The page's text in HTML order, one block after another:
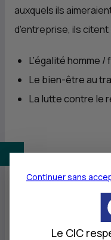
auxquels ils
d’entreprise, ils citent
L’égalité homme /
Le bien-être au
La lutte contre le
Continuer sans
Le CIC